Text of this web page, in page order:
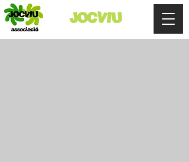
JOCVIU